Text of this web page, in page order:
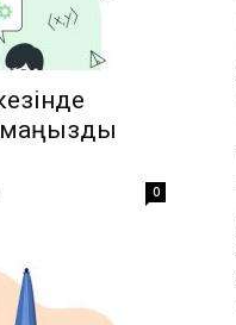
маңызды
0